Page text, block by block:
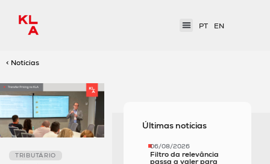
PT EN
< Notícias
TRIBUTÁRIO
Últimas notícias
06/08/2026
Filtro da relevância
passa a valer para